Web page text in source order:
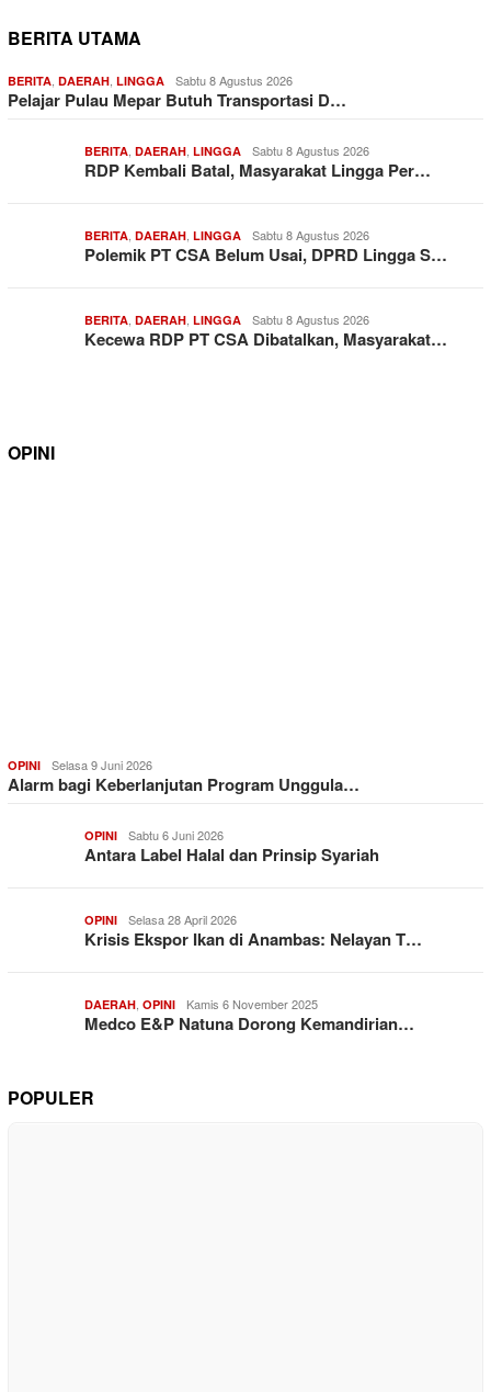
BERITA UTAMA
BERITA DAERAH LINGGA Sabtu 8 Agustus 2026
Pelajar Pulau Mepar Butuh Transportasi D…
BERITA DAERAH LINGGA Sabtu 8 Agustus 2026
RDP Kembali Batal, Masyarakat Lingga Per…
BERITA DAERAH LINGGA Sabtu 8 Agustus 2026
Polemik PT CSA Belum Usai, DPRD Lingga S…
BERITA DAERAH LINGGA Sabtu 8 Agustus 2026
Kecewa RDP PT CSA Dibatalkan, Masyarakat…
OPINI
OPINI Selasa 9 Juni 2026
Alarm bagi Keberlanjutan Program Unggula…
OPINI Sabtu 6 Juni 2026
Antara Label Halal dan Prinsip Syariah
OPINI Selasa 28 April 2026
Krisis Ekspor Ikan di Anambas: Nelayan T…
DAERAH OPINI Kamis 6 November 2025
Medco E&P Natuna Dorong Kemandirian…
POPULER